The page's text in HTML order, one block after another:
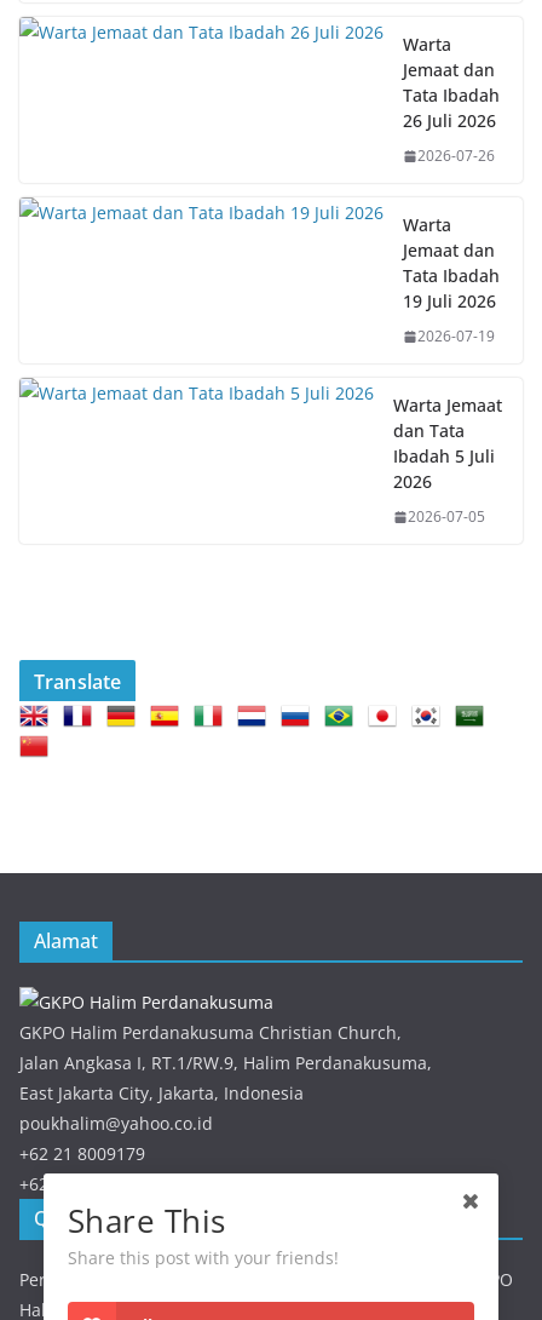
Warta
Jemaat dan
Tata Ibadah
26 Juli 2026
2026-07-26
Warta
Jemaat dan
Tata Ibadah
19 Juli 2026
2026-07-19
Warta Jemaat
dan Tata
Ibadah 5 Juli
2026
2026-07-05
Translate
Alamat
GKPO Halim Perdanakusuma Christian Church,
Jalan Angkasa I, RT.1/RW.9, Halim Perdanakusuma,
East Jakarta City, Jakarta, Indonesia
poukhalim@yahoo.co.id
+62 21 8009179
+62 21 8009179
QRIS GKPO Halim
Persembahan / Perpuluhan dapat discan melalui QRIS GKPO
Halim
Share This
Share this post with your friends!